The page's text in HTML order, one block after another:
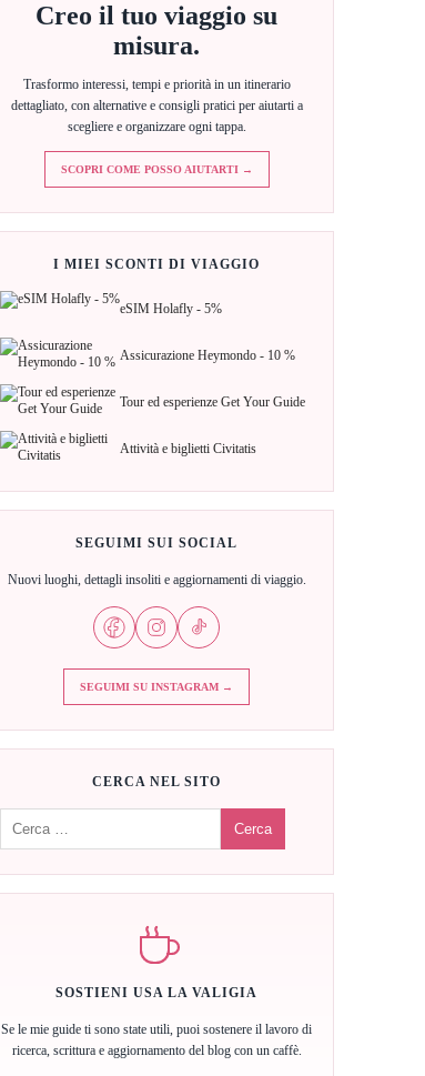
Creo il tuo viaggio su
misura.
Trasformo interessi, tempi e priorità in un itinerario
dettagliato, con alternative e consigli pratici per aiutarti a
scegliere e organizzare ogni tappa.
SCOPRI COME POSSO AIUTARTI →
I MIEI SCONTI DI VIAGGIO
eSIM Holafly - 5%
Assicurazione Heymondo - 10 %
Tour ed esperienze Get Your Guide
Attività e biglietti Civitatis
SEGUIMI SUI SOCIAL
Nuovi luoghi, dettagli insoliti e aggiornamenti di viaggio.
SEGUIMI SU INSTAGRAM →
CERCA NEL SITO
SOSTIENI USA LA VALIGIA
Se le mie guide ti sono state utili, puoi sostenere il lavoro di
ricerca, scrittura e aggiornamento del blog con un caffè.